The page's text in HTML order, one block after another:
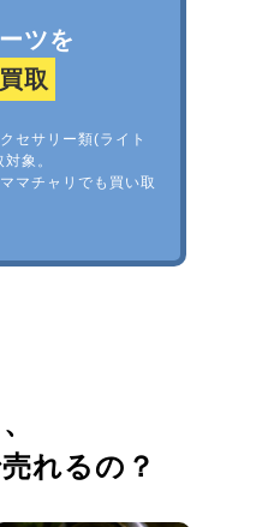
ツを
取
セサリー類(ライト
象。
マチャリでも買い取
れるの？